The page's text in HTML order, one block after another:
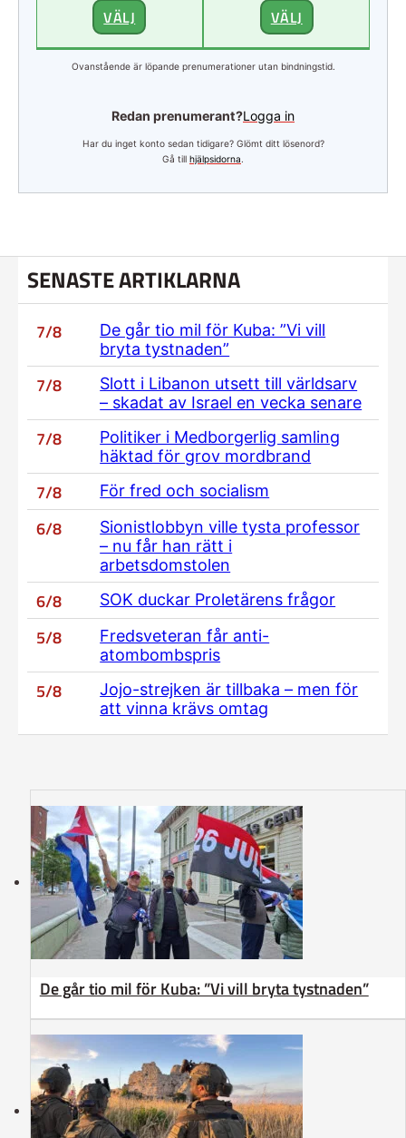
VÄLJ VÄLJ
Ovanstående är löpande prenumerationer utan bindningstid.
Redan prenumerant?Logga in
Har du inget konto sedan tidigare? Glömt ditt lösenord?
Gå till hjälpsidorna.
SENASTE ARTIKLARNA
7/8
De går tio mil för Kuba: ”Vi vill
bryta tystnaden”
7/8
Slott i Libanon utsett till världsarv
– skadat av Israel en vecka senare
7/8
Politiker i Medborgerlig samling
häktad för grov mordbrand
7/8 För fred och socialism
6/8
Sionistlobbyn ville tysta professor
– nu får han rätt i
arbetsdomstolen
6/8 SOK duckar Proletärens frågor
5/8
Fredsveteran får anti-
atombombspris
5/8
Jojo-strejken är tillbaka – men för
att vinna krävs omtag
De går tio mil för Kuba: ”Vi vill bryta tystnaden”